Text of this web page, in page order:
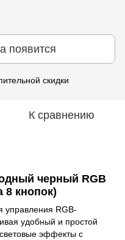
появится
скидки
К сравнению
черный RGB
8 кнопок)
управления RGB-
удобный и простой
эффекты с